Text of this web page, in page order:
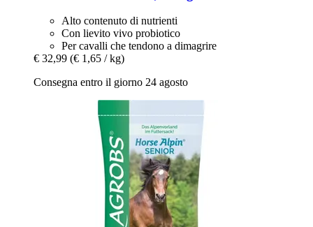
Alto contenuto di nutrienti
Con lievito vivo probiotico
Per cavalli che tendono a dimagrire
€ 32,99 (€ 1,65 / kg)
Consegna entro il giorno 24 agosto